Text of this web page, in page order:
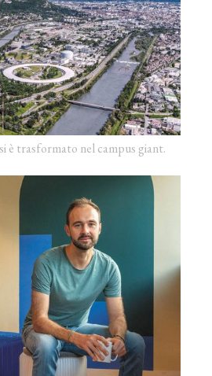
è trasformato nel campus giant.